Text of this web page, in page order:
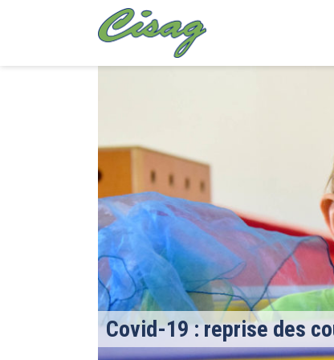
Covid-19 : reprise des